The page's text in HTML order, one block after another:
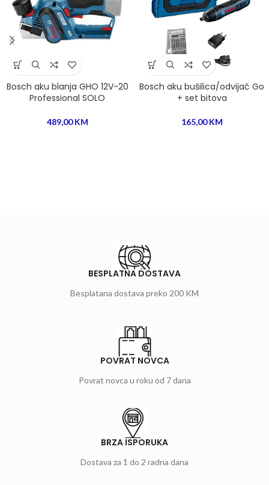
Bosch aku blanja GHO 12V-20
Professional SOLO
489,00KM
Bosch aku bušilica/odvijač Go
+ set bitova
165,00KM
BESPLATNA DOSTAVA
Besplatana dostava preko 200 KM
POVRAT NOVCA
Povrat novca u roku od 7 dana
BRZA ISPORUKA
Dostava za 1 do 2 radna dana